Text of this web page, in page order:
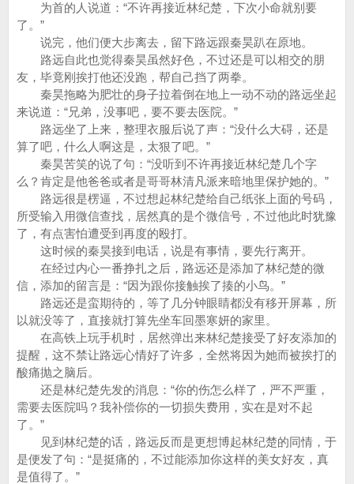
为首的人说道：“不许再接近林纪楚，下次小命就别要
了。”
说完，他们便大步离去，留下路远跟秦昊趴在原地。
路远自此也觉得秦昊虽然好色，不过还是可以相交的朋
友，毕竟刚挨打他还没跑，帮自己挡了两拳。
秦昊拖略为肥壮的身子拉着倒在地上一动不动的路远坐起
来说道：“兄弟，没事吧，要不要去医院。”
路远坐了上来，整理衣服后说了声：“没什么大碍，还是
算了吧，什么人啊这是，太狠了吧。”
秦昊苦笑的说了句：“没听到不许再接近林纪楚几个字
么？肯定是他爸爸或者是哥哥林清凡派来暗地里保护她的。”
路远很是楞逼，不过想起林纪楚给自己纸张上面的号码，
所受输入用微信查找，居然真的是个微信号，不过他此时犹豫
了，有点害怕遭受到再度的殴打。
这时候的秦昊接到电话，说是有事情，要先行离开。
在经过内心一番挣扎之后，路远还是添加了林纪楚的微
信，添加的留言是：“因为跟你接触挨了揍的小鸟。”
路远还是蛮期待的，等了几分钟眼睛都没有移开屏幕，所
以就没等了，直接就打算先坐车回墨寒妍的家里。
在高铁上玩手机时，居然弹出来林纪楚接受了好友添加的
提醒，这不禁让路远心情好了许多，全然将因为她而被挨打的
酸痛抛之脑后。
还是林纪楚先发的消息：“你的伤怎么样了，严不严重，
需要去医院吗？我补偿你的一切损失费用，实在是对不起
了。”
见到林纪楚的话，路远反而是更想博起林纪楚的同情，于
是便发了句：“是挺痛的，不过能添加你这样的美女好友，真
是值得了。”